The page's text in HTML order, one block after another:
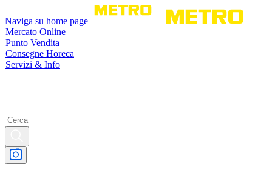
Naviga su home page
Mercato Online
Punto Vendita
Consegne Horeca
Servizi & Info